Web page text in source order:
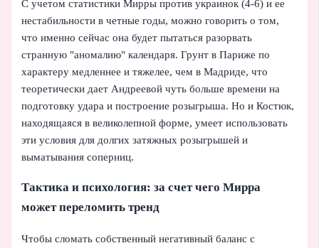
С учетом статистики Мирры против украинок (4-6) и ее
нестабильности в четные годы, можно говорить о том,
что именно сейчас она будет пытаться разорвать
странную "аномалию" календаря. Грунт в Париже по
характеру медленнее и тяжелее, чем в Мадриде, что
теоретически дает Андреевой чуть больше времени на
подготовку удара и построение розыгрыша. Но и Костюк,
находящаяся в великолепной форме, умеет использовать
эти условия для долгих затяжных розыгрышей и
выматывания соперниц.
Тактика и психология: за счет чего Мирра
может переломить тренд
Чтобы сломать собственный негативный баланс с